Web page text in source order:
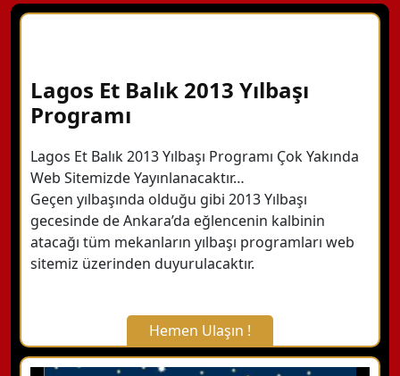
Lagos Et Balık 2013 Yılbaşı
Programı
Lagos Et Balık 2013 Yılbaşı Programı Çok Yakında
Web Sitemizde Yayınlanacaktır…
Geçen yılbaşında olduğu gibi 2013 Yılbaşı
gecesinde de Ankara’da eğlencenin kalbinin
atacağı tüm mekanların yılbaşı programları web
sitemiz üzerinden duyurulacaktır.
Hemen Ulaşın !
X Kapat